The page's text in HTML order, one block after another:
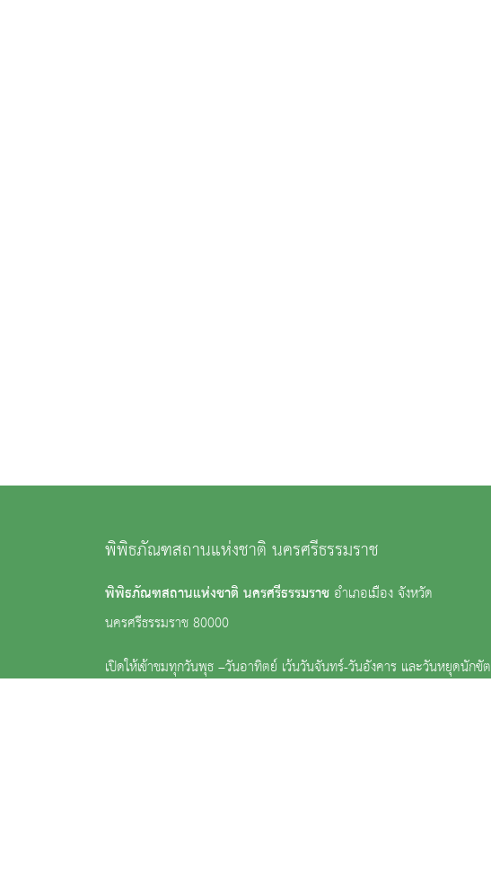
พิพิธภัณฑสถานแห่งชาติ นครศรีธรรมราช
พิพิธภัณฑสถานแห่งชาติ นครศรีธรรมราชอำเภอเมือง จังหวัด
นครศรีธรรมราช 80000
เปิดให้เข้าชมทุกวันพุธ –วันอาทิตย์ เว้นวันจันทร์-วันอังคาร และวันหยุดนักขัต